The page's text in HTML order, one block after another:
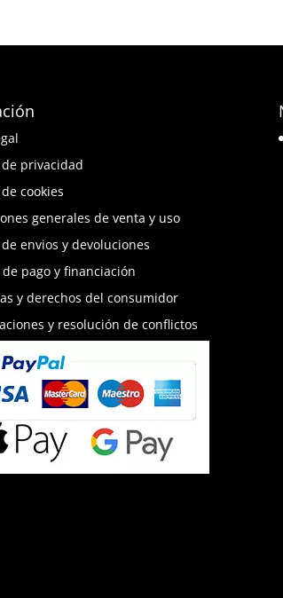
privacidad
cookies
generales de venta y uso
envios y devoluciones
de pago y financiación
y derechos del consumidor
y resolución de conflictos